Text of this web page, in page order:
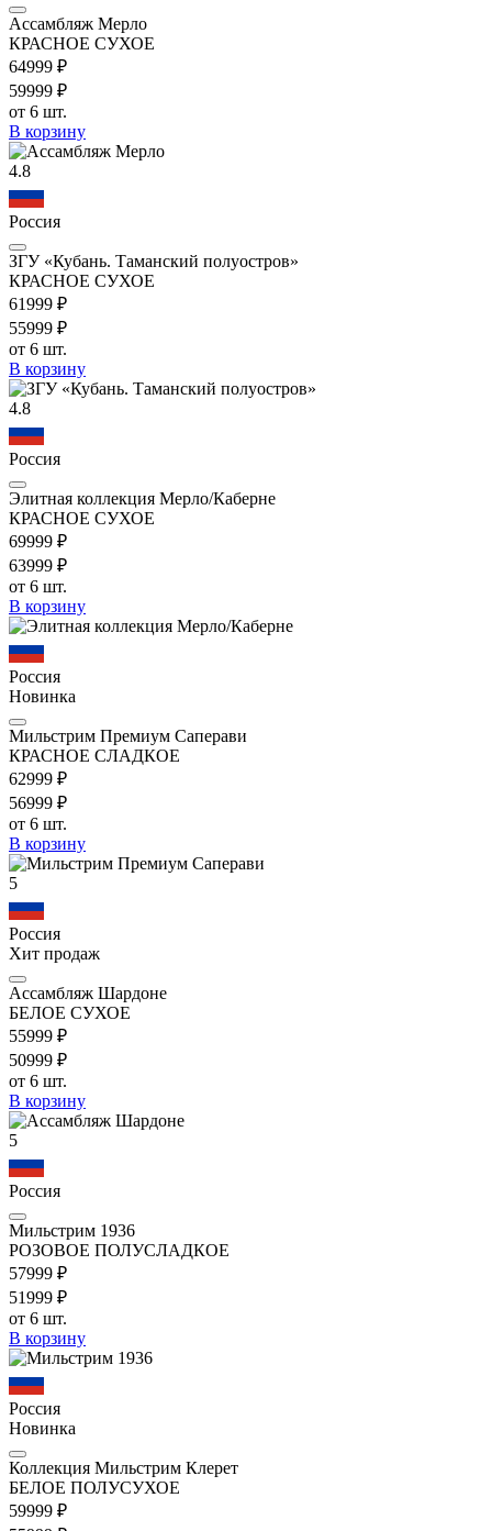
Ассамбляж Мерло
КРАСНОЕ СУХОЕ
64999 ₽
59999 ₽
от 6 шт.
В корзину
4.8
Россия
ЗГУ «Кубань. Таманский полуостров»
КРАСНОЕ СУХОЕ
61999 ₽
55999 ₽
от 6 шт.
В корзину
4.8
Россия
Элитная коллекция Мерло/Каберне
КРАСНОЕ СУХОЕ
69999 ₽
63999 ₽
от 6 шт.
В корзину
Россия
Новинка
Мильстрим Премиум Саперави
КРАСНОЕ СЛАДКОЕ
62999 ₽
56999 ₽
от 6 шт.
В корзину
5
Россия
Хит продаж
Ассамбляж Шардоне
БЕЛОЕ СУХОЕ
55999 ₽
50999 ₽
от 6 шт.
В корзину
5
Россия
Мильстрим 1936
РОЗОВОЕ ПОЛУСЛАДКОЕ
57999 ₽
51999 ₽
от 6 шт.
В корзину
Россия
Новинка
Коллекция Мильстрим Клерет
БЕЛОЕ ПОЛУСУХОЕ
59999 ₽